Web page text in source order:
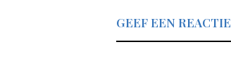
GEEF EEN REACTIE